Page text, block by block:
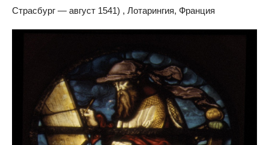
Страсбург — август 1541) , Лотарингия, Франция